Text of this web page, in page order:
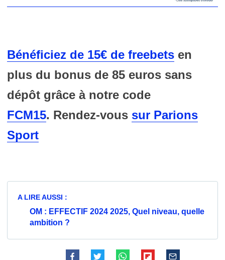
Bénéficiez de 15€ de freebets en
plus du bonus de 85 euros sans
dépôt grâce à notre code
FCM15. Rendez-vous sur Parions
Sport
A LIRE AUSSI :
OM : EFFECTIF 2024 2025, Quel niveau, quelle
ambition ?